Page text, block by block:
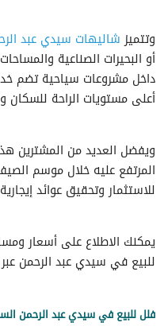
وتتميزشاليهات سيدي عبد
أو البحيرات الصناعية
داخل مشروعات سياحية تضم
أعلى مستويات الراحة للسكان
ويفضل العديد من المشترين
المرتفع عليه خلال موسم
للاستثمار وتحقيق عوائد
يمكنك الاطلاع على أسعار
للبيع في سيدي عبد الرحمن
فلل للبيع في سيدي عبد الرحمن